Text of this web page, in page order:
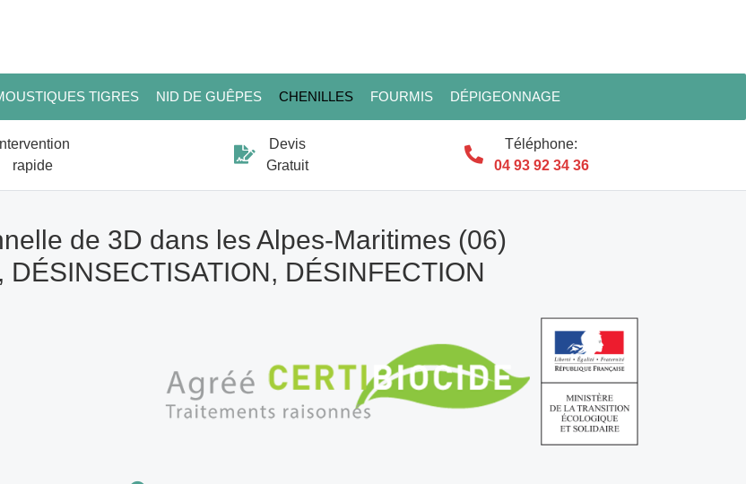
TIGRES NID DE GUÊPES CHENILLES FOURMIS DÉPIGEONNAGE
Intervention
rapide
Devis
Gratuit
Téléphone:
04 93 92 34 36
de 3D dans les Alpes-Maritimes (06)
DÉSINSECTISATION, DÉSINFECTION